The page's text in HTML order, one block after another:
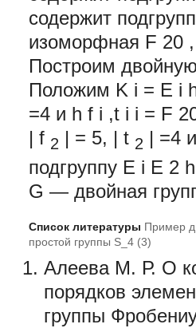
содержит
изоморфная F 20
Построим
Положим K i = E i
=4 и h f i ,t i i = F
| f 2 | = 5, | t 2 | =4
подгруппу E i E 2 h
G — двойная
Список литературы Пример
простой группы S_4 (3)
Алеева М. Р. О
порядков
группы